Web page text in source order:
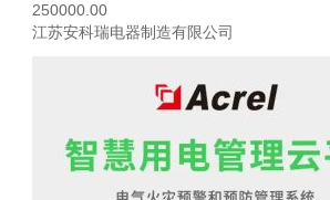
250000.00
江苏安科瑞电器制造有限公司